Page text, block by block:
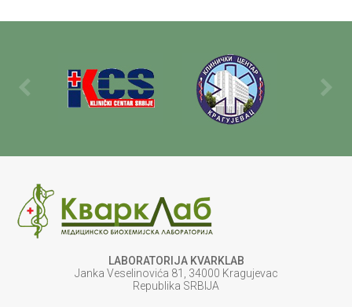
LABORATORIJA KVARKLAB
Janka Veselinovića 81, 34000 Kragujevac
Republika SRBIJA